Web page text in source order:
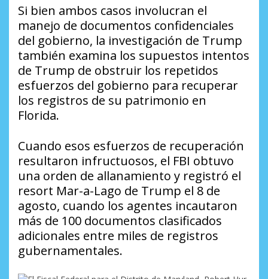
Si bien ambos casos involucran el
manejo de documentos confidenciales
del gobierno, la investigación de Trump
también examina los supuestos intentos
de Trump de obstruir los repetidos
esfuerzos del gobierno para recuperar
los registros de su patrimonio en
Florida.
Cuando esos esfuerzos de recuperación
resultaron infructuosos, el FBI obtuvo
una orden de allanamiento y registró el
resort Mar-a-Lago de Trump el 8 de
agosto, cuando los agentes incautaron
más de 100 documentos clasificados
adicionales entre miles de registros
gubernamentales.